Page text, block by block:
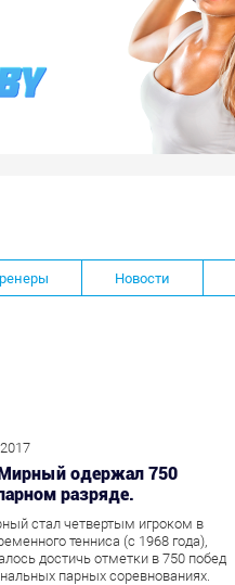
Новости
Мирный одержал 750
разряде.
стал четвертым игроком в
тенниса (с 1968 года),
достичь отметки в 750 побед
парных соревнованиях.